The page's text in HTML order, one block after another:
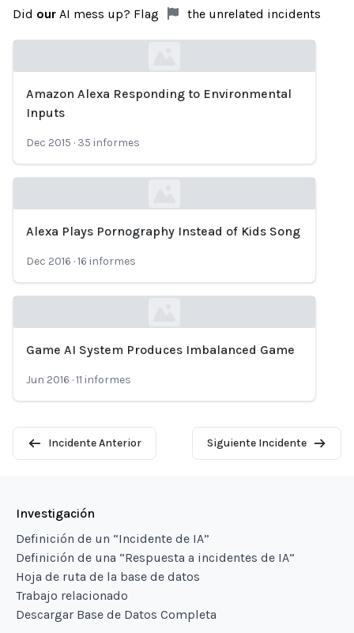
Did our AI mess up? Flag the unrelated incidents
Loading...
Amazon Alexa Responding to Environmental
Inputs
Dec 2015 · 35 informes
Alexa Plays Pornography Instead of Kids Song
Dec 2016 ·16 informes
Game AI System Produces Imbalanced Game
Jun 2016 ·11 informes
Incidente Anterior Siguiente Incidente
Investigación
Definición de un “Incidente de IA”
Definición de una “Respuesta a incidentes de IA”
Hoja de ruta de la base de datos
Trabajo relacionado
Descargar Base de Datos Completa